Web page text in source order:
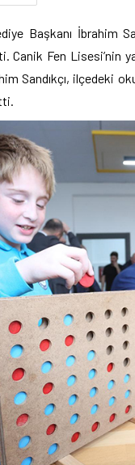
Başkanı İbrahim
Fen Lisesi’nin
Sandıkçı, ilçedeki